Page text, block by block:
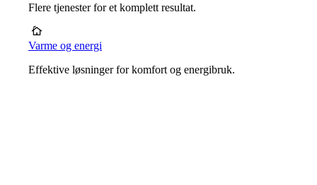
Flere tjenester for et komplett resultat.
Varme og energi
Effektive løsninger for komfort og energibruk.